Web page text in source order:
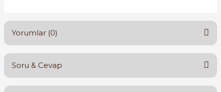
Yorumlar (0)
Bu ürüne ilk yorumu siz yapın!
Soru & Cevap